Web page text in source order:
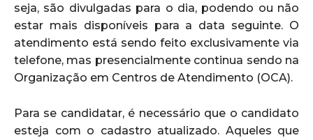
seja, são divulgadas para o dia, podendo ou não
estar mais disponíveis para a data seguinte. O
atendimento está sendo feito exclusivamente via
telefone, mas presencialmente continua sendo na
Organização em Centros de Atendimento (OCA).
Para se candidatar, é necessário que o candidato
esteja com o cadastro atualizado. Aqueles que